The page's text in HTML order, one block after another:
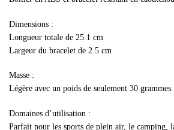
Dimensions :
Longueur totale de 25.1 cm
Largeur du bracelet de 2.5 cm
Masse :
Légère avec un poids de seulement 30 grammes
Domaines d’utilisation :
Parfait pour les sports de plein air, le camping,